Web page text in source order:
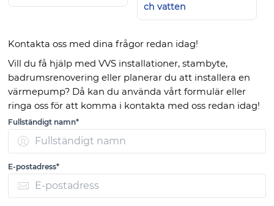
ch vatten
Kontakta oss med dina frågor redan idag!
Vill du få hjälp med VVS installationer, stambyte,
badrumsrenovering eller planerar du att installera en
värmepump? Då kan du använda vårt formulär eller
ringa oss för att komma i kontakta med oss redan idag!
Fullständigt namn*
E-postadress*